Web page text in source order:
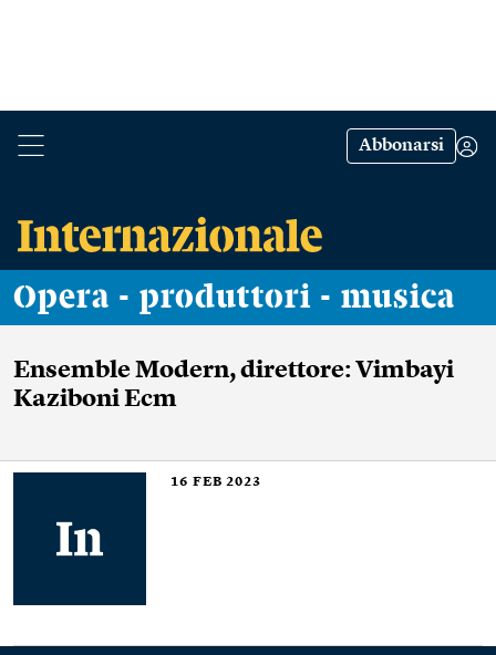
Abbonarsi
Opera - produttori - musica
Ensemble Modern, direttore: Vimbayi
Kaziboni Ecm
16 FEB 2023